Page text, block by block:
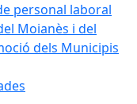
personal laboral
Moianès i del
dels Municipis